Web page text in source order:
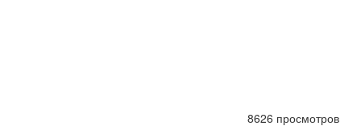
8626 просмотров